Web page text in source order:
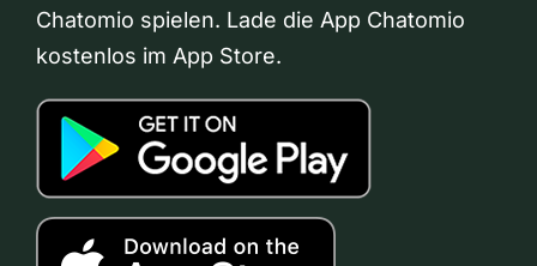
Chatomio spielen. Lade die App Chatomio
kostenlos im App Store.